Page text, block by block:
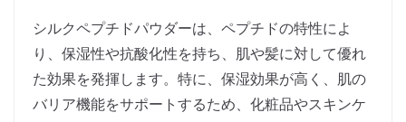
シルクペプチドパウダーは、ペプチドの特性によ
り、保湿性や抗酸化性を持ち、肌や髪に対して優れ
た効果を発揮します。特に、保湿効果が高く、肌の
バリア機能をサポートするため、化粧品やスキンケ